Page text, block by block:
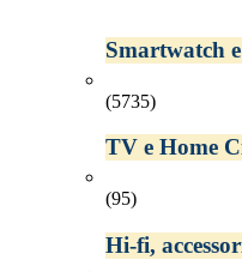
Smartwatch
(5735)
TV e Home
(95)
Hi-fi,